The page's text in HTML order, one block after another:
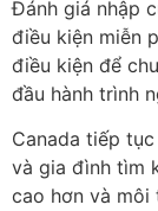
Đánh giá nhập
điều kiện miễn
điều kiện để
đầu hành trình
Canada tiếp
và gia đình tìm
cao hơn và môi